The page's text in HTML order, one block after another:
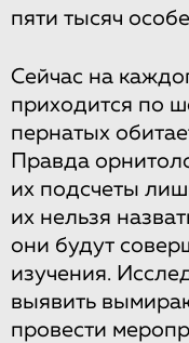
пяти тысяч
Сейчас на
приходится по
пернатых
Правда
их подсчеты
их нельзя
они будут
изучения.
выявить
провести